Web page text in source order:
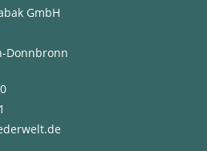
GmbH
Donnbronn